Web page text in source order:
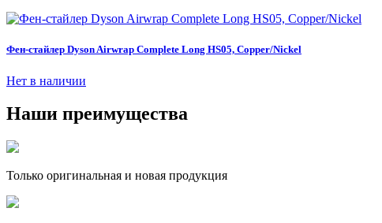
Фен-стайлер Dyson Airwrap Complete Long HS05, Copper/Nickel
Нет в наличии
Наши преимущества
Только оригинальная и новая продукция